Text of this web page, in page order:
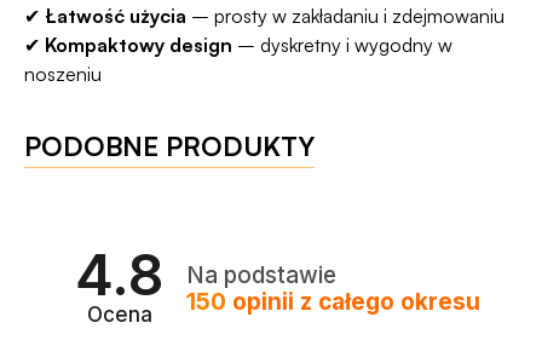
✔ Łatwość użycia – prosty w zakładaniu i zdejmowaniu
✔ Kompaktowy design – dyskretny i wygodny w
noszeniu
PODOBNE PRODUKTY
4.8
Ocena
Na podstawie
150 opinii z całego okresu